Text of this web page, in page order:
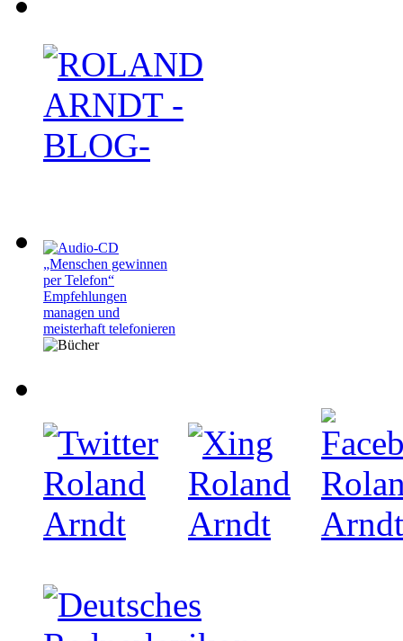
„Menschen gewinnen
per Telefon“
Empfehlungen
managen und
meisterhaft telefonieren